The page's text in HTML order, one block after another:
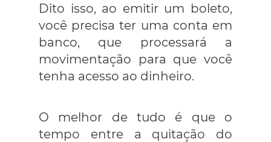
Dito isso, ao emitir um boleto,
você precisa ter uma conta em
banco, que processará a
movimentação para que você
tenha acesso ao dinheiro.
O melhor de tudo é que o
tempo entre a quitação do